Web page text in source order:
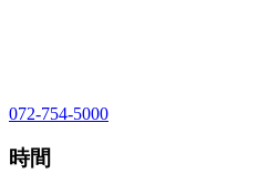
072-754-5000
時間